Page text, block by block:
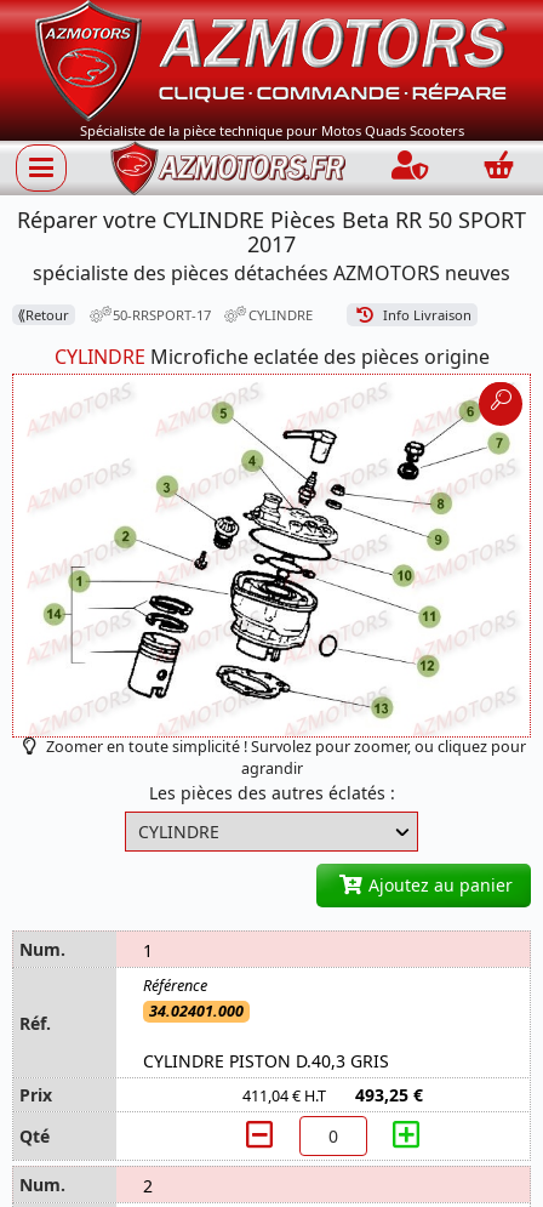
Spécialiste de la pièce technique pour Motos Quads Scooters
Connection
Réparer votre CYLINDRE Pièces Beta RR 50 SPORT
2017
spécialiste des pièces détachées AZMOTORS neuves
⟪Retour 50-RRSPORT-17 CYLINDRE Info Livraison
CYLINDRE Microfiche eclatée des pièces origine
Zoomer en toute simplicité ! Survolez pour zoomer, ou cliquez pour
agrandir
Les pièces des autres éclatés :
Ajoutez au panier
1
34.02401.000
CYLINDRE PISTON D.40,3 GRIS
411,04 € H.T 493,25 €
2